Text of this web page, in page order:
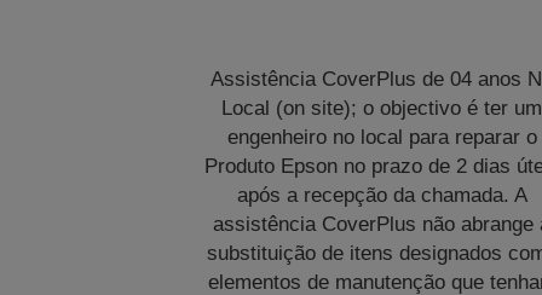
Assistência CoverPlus de 04 anos
Local (on site); o objectivo é ter um
engenheiro no local para reparar o
Produto Epson no prazo de 2 dias
após a recepção da chamada. A
assistência CoverPlus não abrange
substituição de itens designados
elementos de manutenção que